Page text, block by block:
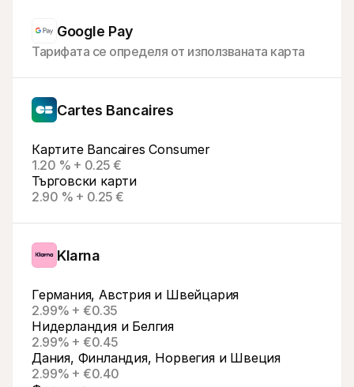
Google Pay
Тарифата се определя от използваната карта
Cartes Bancaires
Картите Bancaires Consumer
1.20 % + 0.25 €
Търговски карти
2.90 % + 0.25 €
Klarna
Германия, Австрия и Швейцария
2.99% + €0.35
Нидерландия и Белгия
2.99% + €0.45
Дания, Финландия, Норвегия и Швеция
2.99% + €0.40